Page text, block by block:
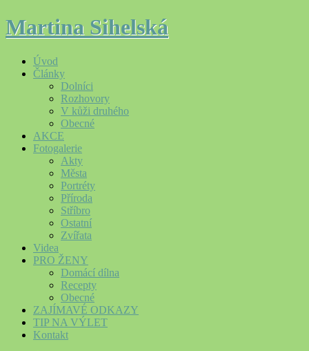
Martina Sihelská
Úvod
Články
Dolníci
Rozhovory
V kůži druhého
Obecné
AKCE
Fotogalerie
Akty
Města
Portréty
Příroda
Stříbro
Ostatní
Zvířata
Videa
PRO ŽENY
Domácí dílna
Recepty
Obecné
ZAJÍMAVÉ ODKAZY
TIP NA VÝLET
Kontakt